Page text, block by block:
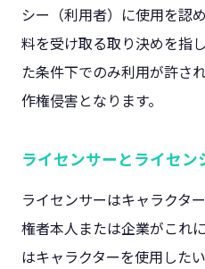
シー（利用者）に使用を認
料を受け取る取り決めを指
た条件下でのみ利用が許さ
作権侵害となります。
ライセンサーとライセン
ライセンサーはキャラクタ
権者本人または企業がこれ
はキャラクターを使用した